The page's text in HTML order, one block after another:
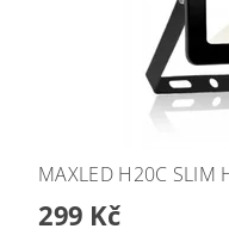
MAXLED H20C SLIM
299 Kč